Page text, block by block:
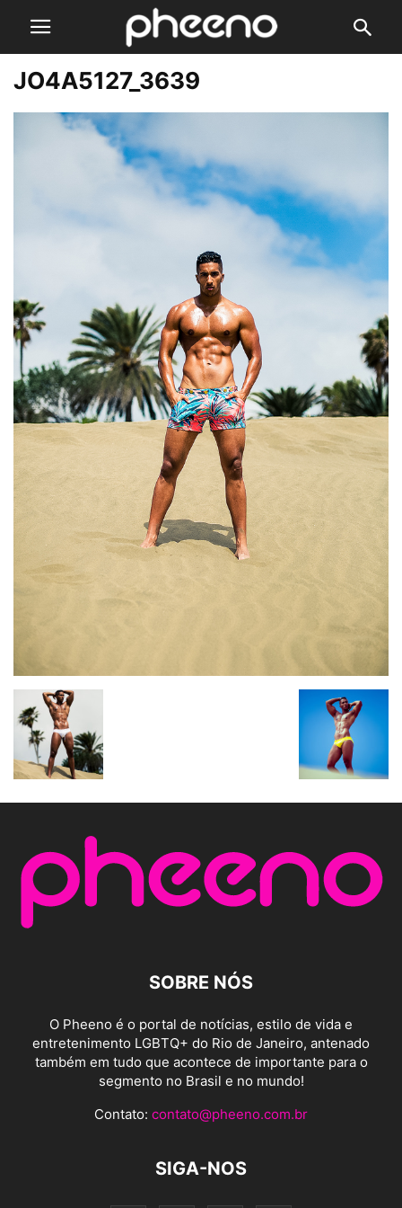
JO4A5127_3639
SOBRE NÓS
O Pheeno é o portal de notícias, estilo de vida e
entretenimento LGBTQ+ do Rio de Janeiro, antenado
também em tudo que acontece de importante para o
segmento no Brasil e no mundo!
Contato: contato@pheeno.com.br
SIGA-NOS